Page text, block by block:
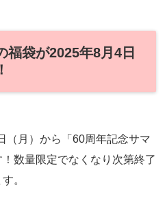
福袋が2025年8月4日
（月）から「60周年記念サマ
数量限定でなくなり次第終了
。